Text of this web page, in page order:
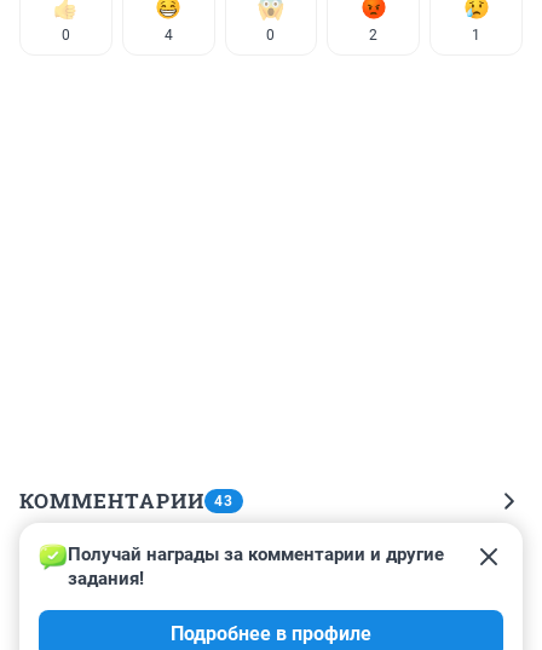
0 4 0 2 1
КОММЕНТАРИИ 43
Гость
12 мая, 14:02
Кто богатый тот и будет запасаться а нам этого не
надо потому что нищие
Получай награды за комментарии и другие
задания!
Подробнее в профиле